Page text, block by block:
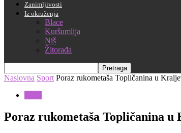
Zanimljivosti
Iz okruženja
Blace
Kuršumlija
Niš
Žitorađa
Naslovna Sport Poraz rukometaša Topličanina u
Poraz rukometaša Topličanina u